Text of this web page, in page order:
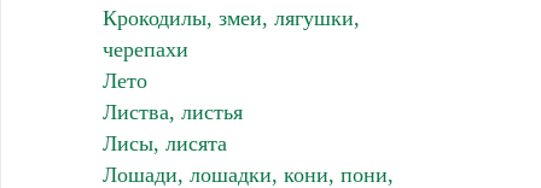
Крокодилы, змеи, лягушки,
черепахи
Лето
Листва, листья
Лисы, лисята
Лошади, лошадки, кони, пони,